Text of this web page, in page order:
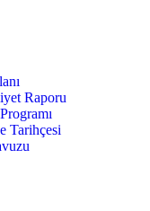
Raporu
Tarihçesi